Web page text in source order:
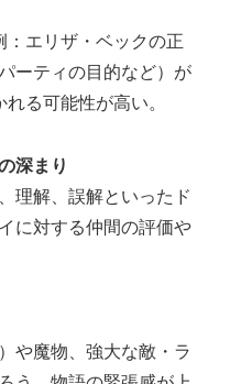
：エリザ・ベックの正
ーティの目的など）が
る可能性が高い。
深まり
理解、誤解といったド
に対する仲間の評価や
や魔物、強大な敵・ラ